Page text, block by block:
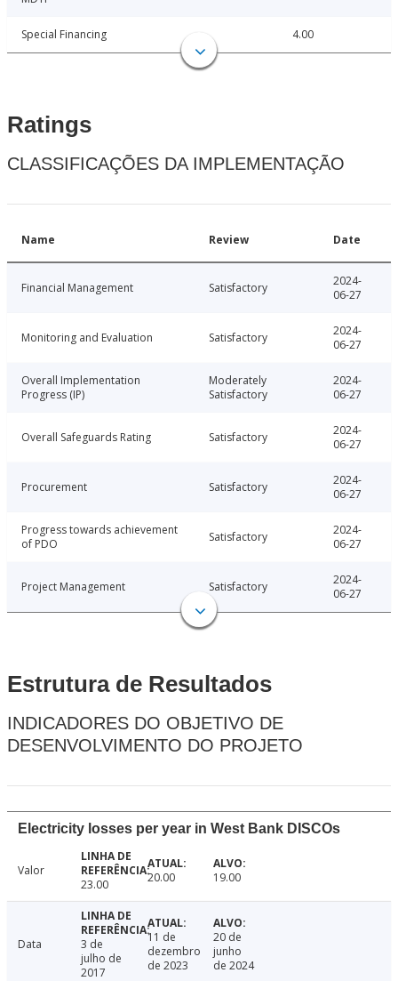
Special Financing 4.00
Ratings
CLASSIFICAÇÕES DA IMPLEMENTAÇÃO
Name Review Date
Financial Management Satisfactory
2024-
06-27
Monitoring and Evaluation Satisfactory
2024-
06-27
Overall Implementation
Progress (IP)
Moderately
Satisfactory
2024-
06-27
Overall Safeguards Rating Satisfactory
2024-
06-27
Procurement Satisfactory
2024-
06-27
Progress towards achievement
of PDO
Satisfactory
2024-
06-27
Project Management Satisfactory
2024-
06-27
Estrutura de Resultados
INDICADORES DO OBJETIVO DE
DESENVOLVIMENTO DO PROJETO
Electricity losses per year in West Bank DISCOs
Valor
23.00
20.00 19.00
Data
3 de
julho de
2017
11 de
dezembro
de 2023
20 de
junho
de 2024